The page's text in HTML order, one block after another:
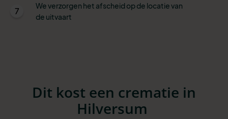
7
We verzorgen het afscheid op de locatie van
de uitvaart
Dit kost een crematie in
Hilversum